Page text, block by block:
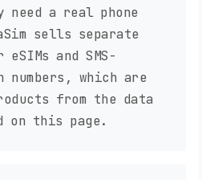
a real phone
sells separate
eSIMs and SMS-
which are
from the data
on this page.